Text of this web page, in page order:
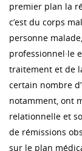
premier plan la
c’est du corps
personne
professionnel·le
traitement et de
certain nombre
notamment, ont
relationnelle et
de rémissions
sur le plan